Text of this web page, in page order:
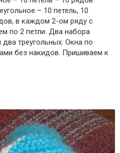
– 10 петель, 10
в каждом 2-ом ряду с
по 2 петли. Два набора
треугольных. Окна по
без накидов. Пришиваем к